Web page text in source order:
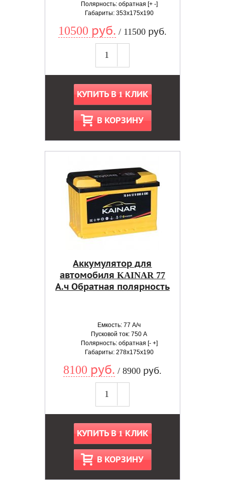
Полярность: обратная [+ -]
Габариты: 353x175x190
10500 руб. / 11500 руб.
КУПИТЬ В 1 КЛИК
В КОРЗИНУ
Аккумулятор для
автомобиля KAINAR 77
А.ч Обратная полярность
Емкость: 77 А/ч
Пусковой ток: 750 А
Полярность: обратная [- +]
Габариты: 278x175x190
8100 руб. / 8900 руб.
КУПИТЬ В 1 КЛИК
В КОРЗИНУ